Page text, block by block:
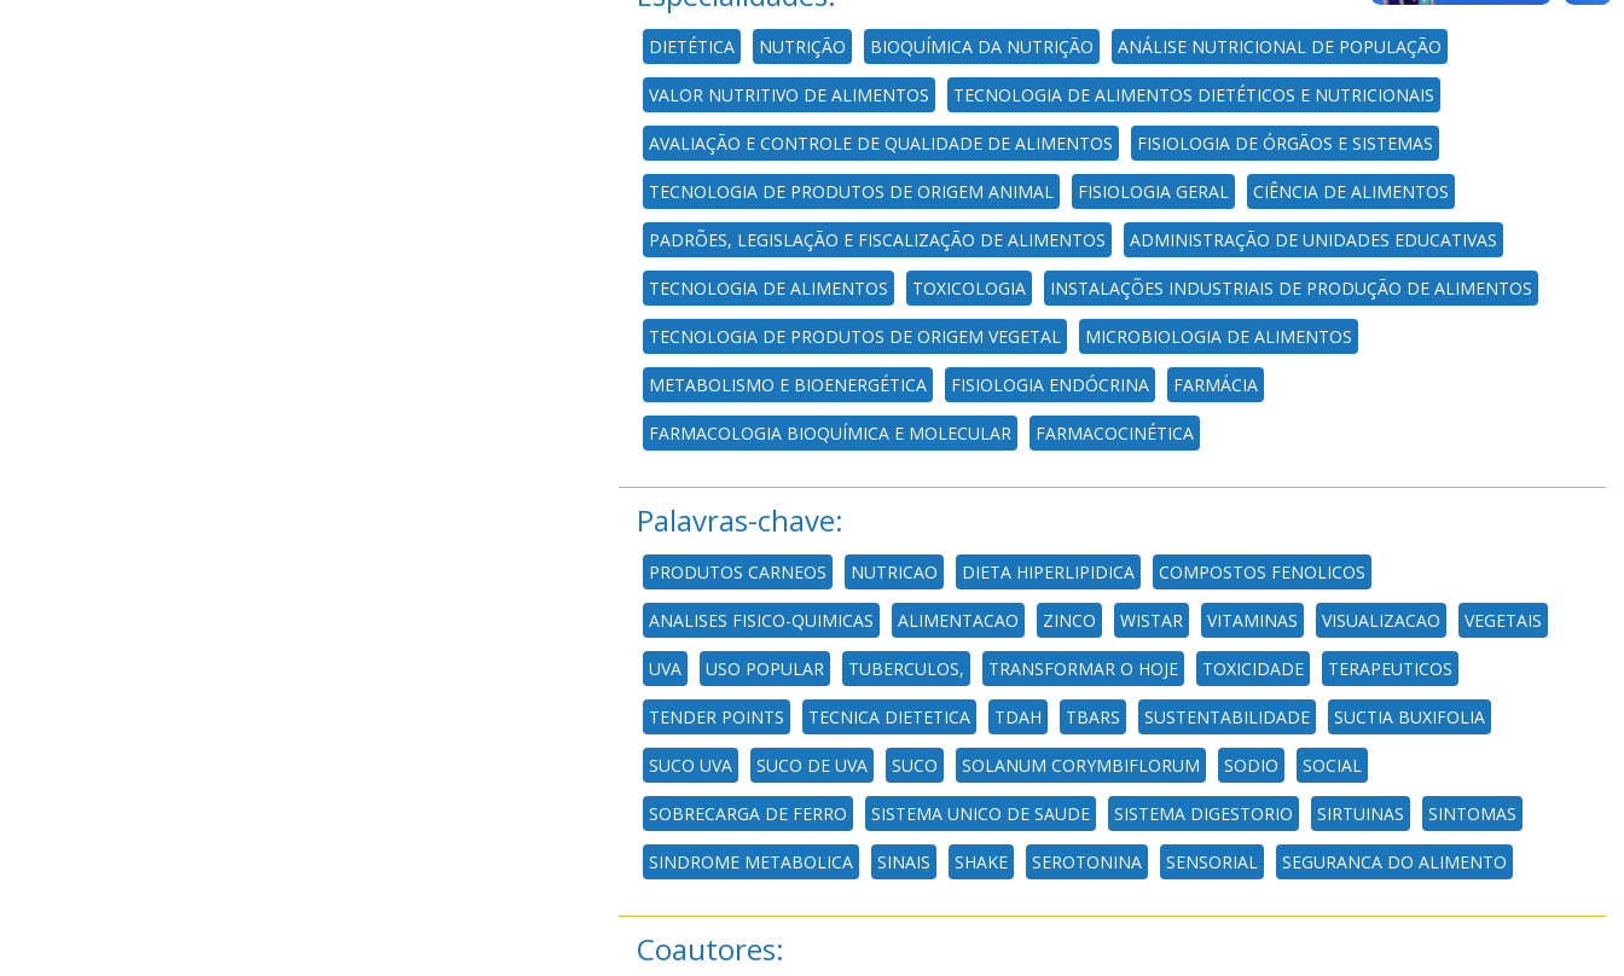
DIETÉTICA NUTRIÇÃO BIOQUÍMICA DA NUTRIÇÃO ANÁLISE NUTRICIONAL DE POPULAÇÃO
VALOR NUTRITIVO DE ALIMENTOS TECNOLOGIA DE ALIMENTOS DIETÉTICOS E NUTRICIONAIS
AVALIAÇÃO E CONTROLE DE QUALIDADE DE ALIMENTOS FISIOLOGIA DE ÓRGÃOS E SISTEMAS
TECNOLOGIA DE PRODUTOS DE ORIGEM ANIMAL FISIOLOGIA GERAL CIÊNCIA DE ALIMENTOS
PADRÕES, LEGISLAÇÃO E FISCALIZAÇÃO DE ALIMENTOS ADMINISTRAÇÃO DE UNIDADES EDUCATIVAS
TECNOLOGIA DE ALIMENTOS TOXICOLOGIA INSTALAÇÕES INDUSTRIAIS DE PRODUÇÃO DE ALIMENTOS
TECNOLOGIA DE PRODUTOS DE ORIGEM VEGETAL MICROBIOLOGIA DE ALIMENTOS
METABOLISMO E BIOENERGÉTICA FISIOLOGIA ENDÓCRINA FARMÁCIA
FARMACOLOGIA BIOQUÍMICA E MOLECULAR FARMACOCINÉTICA
Palavras-chave:
PRODUTOS CARNEOS NUTRICAO DIETA HIPERLIPIDICA COMPOSTOS FENOLICOS
ANALISES FISICO-QUIMICAS ALIMENTACAO ZINCO WISTAR VITAMINAS VISUALIZACAO VEGETAIS
UVA USO POPULAR TUBERCULOS, TRANSFORMAR O HOJE TOXICIDADE TERAPEUTICOS
TENDER POINTS TECNICA DIETETICA TDAH TBARS SUSTENTABILIDADE SUCTIA BUXIFOLIA
SUCO UVA SUCO DE UVA SUCO SOLANUM CORYMBIFLORUM SODIO SOCIAL
SOBRECARGA DE FERRO SISTEMA UNICO DE SAUDE SISTEMA DIGESTORIO SIRTUINAS SINTOMAS
SINDROME METABOLICA SINAIS SHAKE SEROTONINA SENSORIAL SEGURANCA DO ALIMENTO
Coautores: